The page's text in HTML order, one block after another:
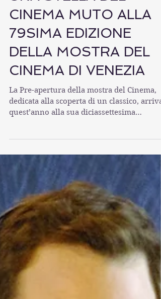
NEWS
UNA STELLA DEL
CINEMA MUTO ALLA
79SIMA EDIZIONE
DELLA MOSTRA DEL
dedicata alla scoperta di un classico, arriva
quest’anno alla sua diciassettesima
edizione. La...